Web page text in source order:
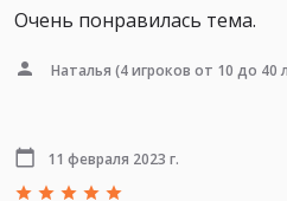
Очень понравилась тема.
Наталья (4 игроков от 10 до 40
11 февраля 2023 г.